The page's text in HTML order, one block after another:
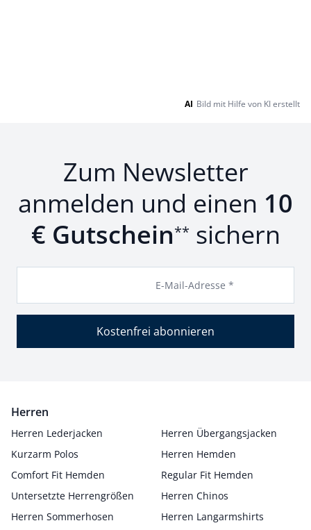
AI Bild mit Hilfe von KI erstellt
Zum Newsletter
anmelden und einen 10
€ Gutschein** sichern
E-Mail-Adresse *
Kostenfrei abonnieren
Herren
Herren Lederjacken
Herren Übergangsjacken
Kurzarm Polos
Herren Hemden
Comfort Fit Hemden
Regular Fit Hemden
Untersetzte Herrengrößen
Herren Chinos
Herren Sommerhosen
Herren Langarmshirts